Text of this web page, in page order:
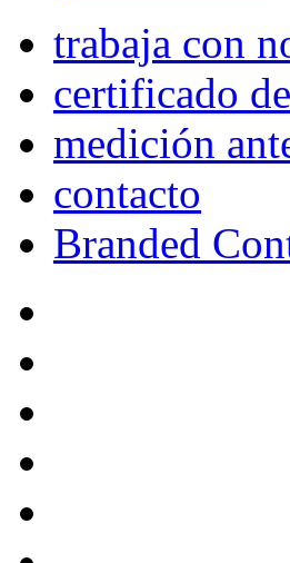
trabaja con
certificado
medición
contacto
Branded